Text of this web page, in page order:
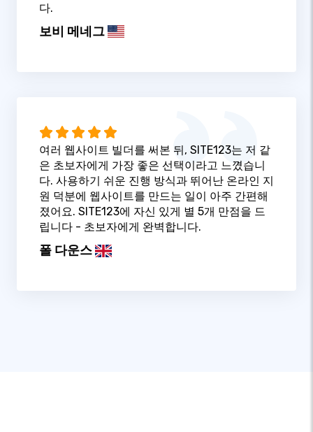
다.
보비 메네그
여러 웹사이트 빌더를 써본 뒤, SITE123는 저 같
은 초보자에게 가장 좋은 선택이라고 느꼈습니
다. 사용하기 쉬운 진행 방식과 뛰어난 온라인 지
원 덕분에 웹사이트를 만드는 일이 아주 간편해
졌어요. SITE123에 자신 있게 별 5개 만점을 드
립니다 - 초보자에게 완벽합니다.
폴 다운스